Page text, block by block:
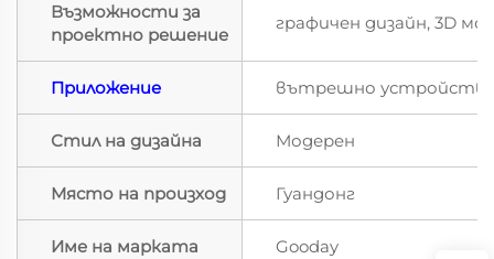
Възможности за
проектно решение
графичен дизайн, 3D
Приложение вътрешно
Стил на дизайна Модерен
Място на произход Гуандонг
Име на марката Gooday